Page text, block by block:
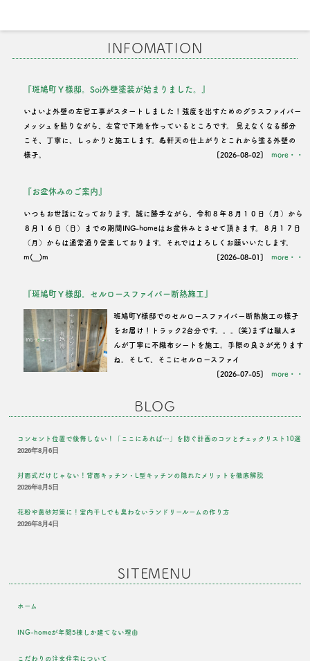
INFOMATION
『斑鳩町Ｙ様邸。Soi外壁塗装が始まりました。』
いよいよ外壁の左官工事がスタートしました！強度を出すためのグラスファイバー
メッシュを貼りながら、左官で下地を作っているところです。 見えなくなる部分
こそ、丁寧に、しっかりと施工します。💪軒天の仕上がりとこれから塗る外壁の
様子。 [2026-08-02] more・・
『お盆休みのご案内』
いつもお世話になっております。誠に勝手ながら、令和８年８月１０日（月）から
８月１６日（日）までの期間ING-homeはお盆休みとさせて頂きます。８月１７日
（月）からは通常通り営業しております。それではよろしくお願いいたします。
m(__)m [2026-08-01] more・・
『斑鳩町Ｙ様邸。セルロースファイバー断熱施工』
班鳩町Y様邸でのセルロースファイバー断熱施工の様子
をお届け！トラック2台分です。。。(笑)まずは職人さ
んが丁寧に不織布シートを施工。手際の良さが光ります
ね。そして、そこにセルロースファイ
[2026-07-05] more・・
BLOG
コンセント位置で後悔しない！「ここにあれば…」を防ぐ計画のコツとチェックリスト10選
2026年8月6日
対面式だけじゃない！背面キッチン・L型キッチンの隠れたメリットを徹底解説
2026年8月5日
花粉や黄砂対策に！室内干しでも臭わないランドリールームの作り方
2026年8月4日
SITEMENU
ホーム
ING-homeが年間5棟しか建てない理由
こだわりの注文住宅について